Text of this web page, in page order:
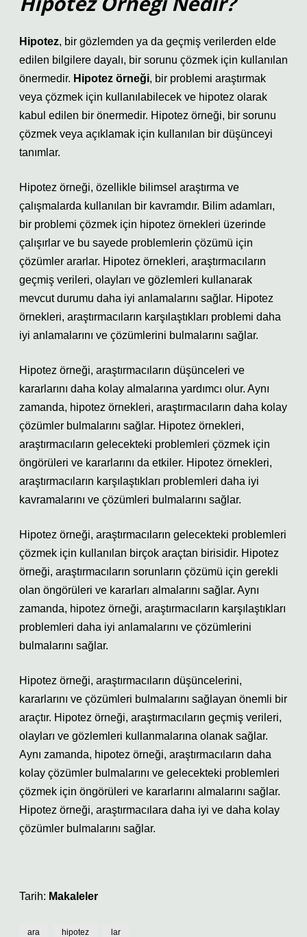
Hipotez, bir gözlemden ya da geçmiş verilerden elde
edilen bilgilere dayalı, bir sorunu çözmek için kullanılan
önermedir. Hipotez örneği, bir problemi araştırmak
veya çözmek için kullanılabilecek ve hipotez olarak
kabul edilen bir önermedir. Hipotez örneği, bir sorunu
çözmek veya açıklamak için kullanılan bir düşünceyi
tanımlar.
Hipotez örneği, özellikle bilimsel araştırma ve
çalışmalarda kullanılan bir kavramdır. Bilim adamları,
bir problemi çözmek için hipotez örnekleri üzerinde
çalışırlar ve bu sayede problemlerin çözümü için
çözümler ararlar. Hipotez örnekleri, araştırmacıların
geçmiş verileri, olayları ve gözlemleri kullanarak
mevcut durumu daha iyi anlamalarını sağlar. Hipotez
örnekleri, araştırmacıların karşılaştıkları problemi daha
iyi anlamalarını ve çözümlerini bulmalarını sağlar.
Hipotez örneği, araştırmacıların düşünceleri ve
kararlarını daha kolay almalarına yardımcı olur. Aynı
zamanda, hipotez örnekleri, araştırmacıların daha kolay
çözümler bulmalarını sağlar. Hipotez örnekleri,
araştırmacıların gelecekteki problemleri çözmek için
öngörüleri ve kararlarını da etkiler. Hipotez örnekleri,
araştırmacıların karşılaştıkları problemleri daha iyi
kavramalarını ve çözümleri bulmalarını sağlar.
Hipotez örneği, araştırmacıların gelecekteki problemleri
çözmek için kullanılan birçok araçtan birisidir. Hipotez
örneği, araştırmacıların sorunların çözümü için gerekli
olan öngörüleri ve kararları almalarını sağlar. Aynı
zamanda, hipotez örneği, araştırmacıların karşılaştıkları
problemleri daha iyi anlamalarını ve çözümlerini
bulmalarını sağlar.
Hipotez örneği, araştırmacıların düşüncelerini,
kararlarını ve çözümleri bulmalarını sağlayan önemli bir
araçtır. Hipotez örneği, araştırmacıların geçmiş verileri,
olayları ve gözlemleri kullanmalarına olanak sağlar.
Aynı zamanda, hipotez örneği, araştırmacıların daha
kolay çözümler bulmalarını ve gelecekteki problemleri
çözmek için öngörüleri ve kararlarını almalarını sağlar.
Hipotez örneği, araştırmacılara daha iyi ve daha kolay
çözümler bulmalarını sağlar.
Tarih: Makaleler
ara hipotez lar